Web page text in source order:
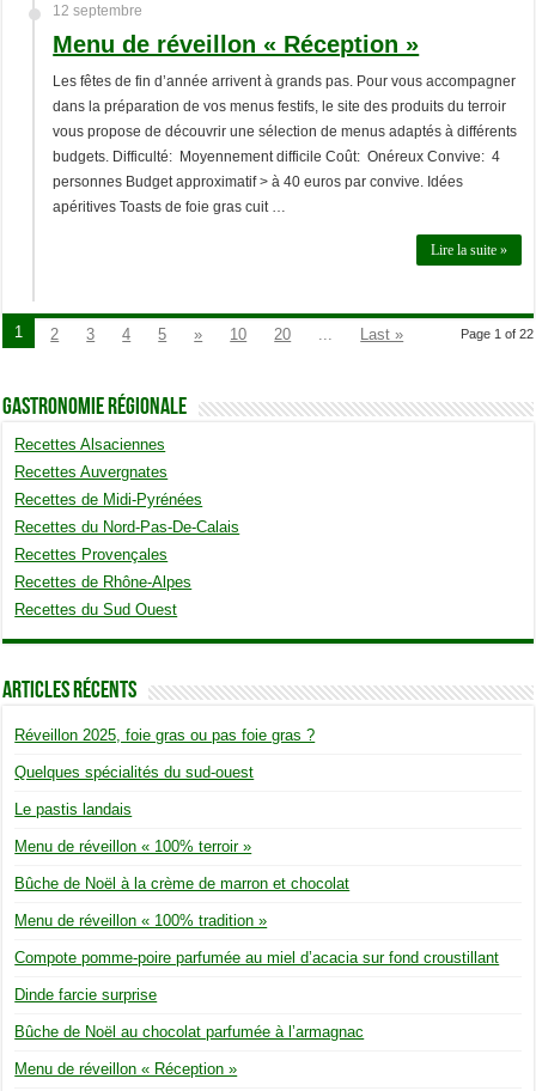
12 septembre
Menu de réveillon « Réception »
Les fêtes de fin d’année arrivent à grands pas. Pour vous accompagner
dans la préparation de vos menus festifs, le site des produits du terroir
vous propose de découvrir une sélection de menus adaptés à différents
budgets. Difficulté: Moyennement difficile Coût: Onéreux Convive: 4
personnes Budget approximatif > à 40 euros par convive. Idées
apéritives Toasts de foie gras cuit …
Lire la suite »
Page 1 of 22
1 2 3 4 5 » 10 20 Last »
Gastronomie Régionale
Recettes Alsaciennes
Recettes Auvergnates
Recettes de Midi-Pyrénées
Recettes du Nord-Pas-De-Calais
Recettes Provençales
Recettes de Rhône-Alpes
Recettes du Sud Ouest
Articles Récents
Réveillon 2025, foie gras ou pas foie gras ?
Quelques spécialités du sud-ouest
Le pastis landais
Menu de réveillon « 100% terroir »
Bûche de Noël à la crème de marron et chocolat
Menu de réveillon « 100% tradition »
Compote pomme-poire parfumée au miel d’acacia sur fond croustillant
Dinde farcie surprise
Bûche de Noël au chocolat parfumée à l’armagnac
Menu de réveillon « Réception »